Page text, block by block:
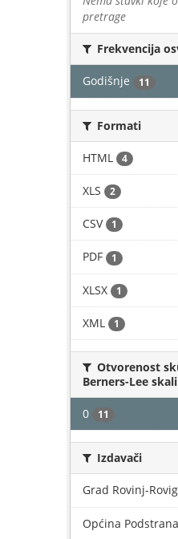
pretrage
Frekvencija
Godišnje 11
Formati
HTML 4
XLS 2
CSV 1
PDF 1
XLSX 1
XML 1
Otvorenost
Berners-Lee skali
0 11
Izdavači
Grad Rovinj-
Općina Podstrana